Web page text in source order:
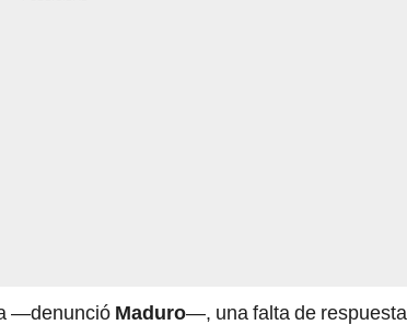
—denunció Maduro—, una falta de respuesta